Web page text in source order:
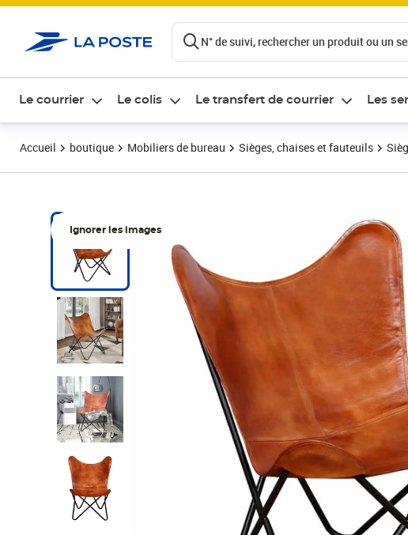
N° de suivi, rechercher un produit ou un
Le courrier Le colis Le transfert de courrier Les
Accueil boutique Mobiliers de bureau Sièges, chaises et fauteuils
Ignorer les images